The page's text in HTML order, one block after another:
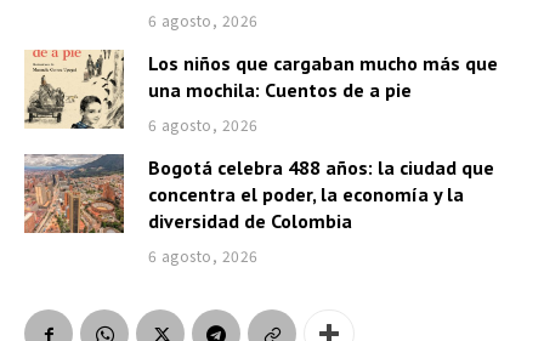
6 agosto, 2026
Los niños que cargaban mucho más que
una mochila: Cuentos de a pie
6 agosto, 2026
Bogotá celebra 488 años: la ciudad que
concentra el poder, la economía y la
diversidad de Colombia
6 agosto, 2026